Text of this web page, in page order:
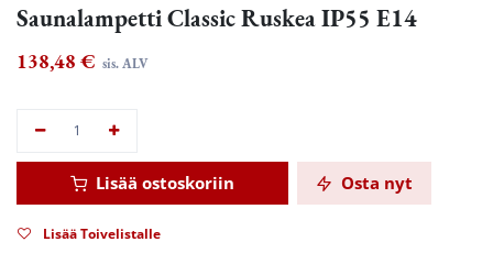
Saunalampetti Classic Ruskea IP55 E14
138,48 € sis. ALV
Lisää ostoskoriin Osta nyt
Lisää Toivelistalle